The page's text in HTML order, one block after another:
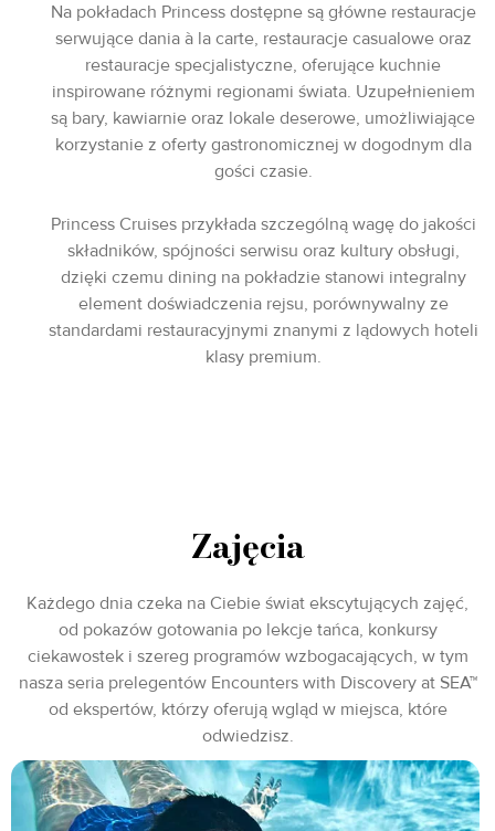
Na pokładach Princess dostępne są główne restauracje
serwujące dania à la carte, restauracje casualowe oraz
restauracje specjalistyczne, oferujące kuchnie
inspirowane różnymi regionami świata. Uzupełnieniem
są bary, kawiarnie oraz lokale deserowe, umożliwiające
korzystanie z oferty gastronomicznej w dogodnym dla
gości czasie.
Princess Cruises przykłada szczególną wagę do jakości
składników, spójności serwisu oraz kultury obsługi,
dzięki czemu dining na pokładzie stanowi integralny
element doświadczenia rejsu, porównywalny ze
standardami restauracyjnymi znanymi z lądowych hoteli
klasy premium.
Zajęcia
Każdego dnia czeka na Ciebie świat ekscytujących zajęć,
od pokazów gotowania po lekcje tańca, konkursy
ciekawostek i szereg programów wzbogacających, w tym
nasza seria prelegentów Encounters with Discovery at SEA™
od ekspertów, którzy oferują wgląd w miejsca, które
odwiedzisz.